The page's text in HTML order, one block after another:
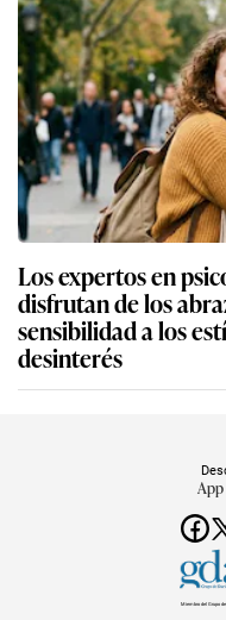
Los expertos en
disfrutan de los
sensibilidad a los
desinterés
Miembro del Grupo